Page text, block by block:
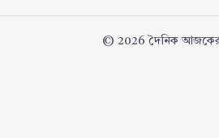
© 2026 দৈনিক আজকের